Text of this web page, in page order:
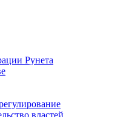
Рунета
властей